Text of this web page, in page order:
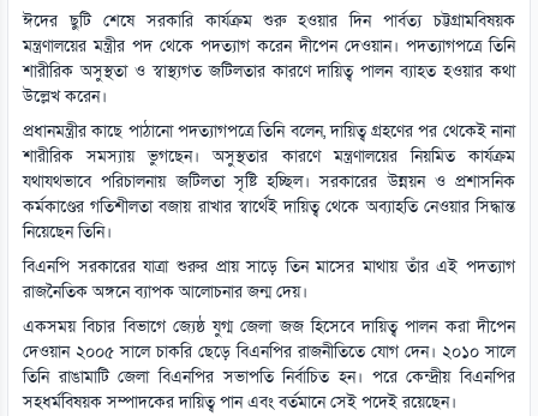
ঈদের ছুটি শেষে সরকারি কার্যক্রম শুরু হওয়ার দিন পার্বত্য চট্টগ্রামবিষয়ক
মন্ত্রণালয়ের মন্ত্রীর পদ থেকে পদত্যাগ করেন দীপেন দেওয়ান। পদত্যাগপত্রে তিনি
শারীরিক অসুস্থতা ও স্বাস্থ্যগত জটিলতার কারণে দায়িত্ব পালন ব্যাহত হওয়ার কথা
উল্লেখ করেন।
প্রধানমন্ত্রীর কাছে পাঠানো পদত্যাগপত্রে তিনি বলেন, দায়িত্ব গ্রহণের পর থেকেই নানা
শারীরিক সমস্যায় ভুগছেন। অসুস্থতার কারণে মন্ত্রণালয়ের নিয়মিত কার্যক্রম
যথাযথভাবে পরিচালনায় জটিলতা সৃষ্টি হচ্ছিল। সরকারের উন্নয়ন ও প্রশাসনিক
কর্মকাণ্ডের গতিশীলতা বজায় রাখার স্বার্থেই দায়িত্ব থেকে অব্যাহতি নেওয়ার সিদ্ধান্ত
নিয়েছেন তিনি।
বিএনপি সরকারের যাত্রা শুরুর প্রায় সাড়ে তিন মাসের মাথায় তাঁর এই পদত্যাগ
রাজনৈতিক অঙ্গনে ব্যাপক আলোচনার জন্ম দেয়।
একসময় বিচার বিভাগে জ্যেষ্ঠ যুগ্ম জেলা জজ হিসেবে দায়িত্ব পালন করা দীপেন
দেওয়ান ২০০৫ সালে চাকরি ছেড়ে বিএনপির রাজনীতিতে যোগ দেন। ২০১০ সালে
তিনি রাঙামাটি জেলা বিএনপির সভাপতি নির্বাচিত হন। পরে কেন্দ্রীয় বিএনপির
সহধর্মবিষয়ক সম্পাদকের দায়িত্ব পান এবং বর্তমানে সেই পদেই রয়েছেন।